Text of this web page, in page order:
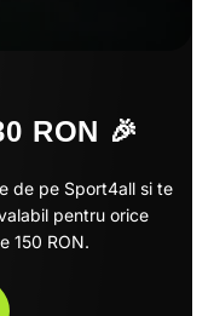
RON 🎉
de pe Sport4all si te
pentru orice
150 RON.